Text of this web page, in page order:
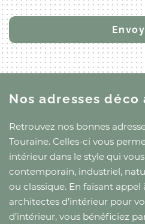
Nos adresses déco
Retrouvez nos bonnes
Touraine. Celles-ci vous
intérieur dans le style qui
contemporain, industriel,
ou classique. En faisant
architectes d’intérieur pour
d’intérieur, vous bénéficiez